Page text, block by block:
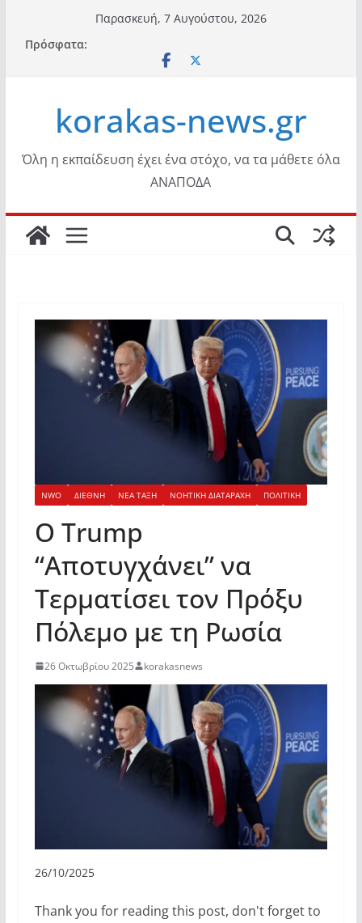
περιεχόμενο
Παρασκευή, 7 Αυγούστου, 2026
Πρόσφατα:
korakas-news.gr
Όλη η εκπαίδευση έχει ένα στόχο, να τα μάθετε όλα
ΑΝΑΠΟΔΑ
NWO ΔΙΕΘΝΗ ΝΕΑ ΤΑΞΗ ΝΟΗΤΙΚΗ ΔΙΑΤΑΡΑΧΗ ΠΟΛΙΤΙΚΗ
Ο Trump
“Αποτυγχάνει” να
Τερματίσει τον Πρόξυ
Πόλεμο με τη Ρωσία
26 Οκτωβρίου 2025 korakasnews
26/10/2025
Thank you for reading this post, don't forget to